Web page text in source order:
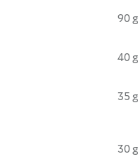
90 g
40 g
35 g
30 g